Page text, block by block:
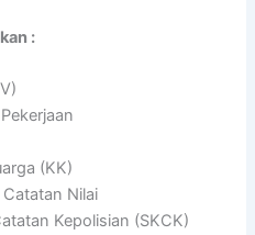
:
(KK)
Nilai
Kepolisian (SKCK)